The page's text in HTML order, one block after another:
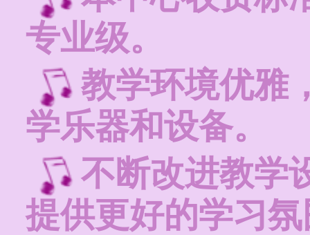
专业级。
教学环境优雅
学乐器和设备。
不断改进教学
提供更好的学习